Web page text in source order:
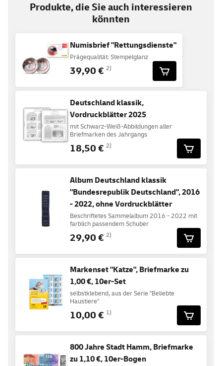
Produkte, die Sie auch interessieren
könnten
Numisbrief "Rettungsdienste"
Prägequalität: Stempelglanz
39,90 € 2)
Deutschland klassik,
Vordruckblätter 2025
mit Schwarz-Weiß-Abbildungen aller
Briefmarken des Jahrgangs
18,50 € 2)
Album Deutschland klassik
"Bundesrepublik Deutschland", 2016
- 2022, ohne Vordruckblätter
Beschriftetes Sammelalbum 2016 - 2022 mit
farblich passendem Schuber
29,90 € 2)
Markenset "Katze", Briefmarke zu
1,00 €, 10er-Set
selbstklebend, aus der Serie "Beliebte
Haustiere"
10,00 € 1)
800 Jahre Stadt Hamm, Briefmarke
zu 1,10 €, 10er-Bogen